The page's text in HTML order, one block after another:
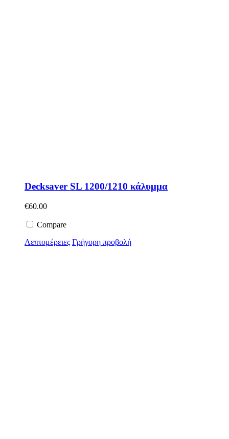
Decksaver SL 1200/1210 κάλυμμα
€60.00
Compare
Λεπτομέρειες Γρήγορη προβολή